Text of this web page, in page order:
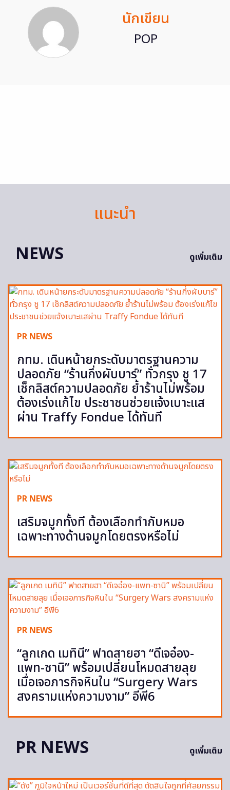
นักเขียน
POP
แนะนำ
NEWS
ดูเพิ่มเติม
PR NEWS
กทม. เดินหน้ายกระดับมาตรฐานความ
ปลอดภัย “ร้านกึ่งผับบาร์” ทั่วกรุง ชู 17
เช็กลิสต์ความปลอดภัย ย้ำร้านไม่พร้อม
ต้องเร่งแก้ไข ประชาชนช่วยแจ้งเบาะแส
ผ่าน Traffy Fondue ได้ทันที
PR NEWS
เสริมจมูกทั้งที ต้องเลือกทำกับหมอ
เฉพาะทางด้านจมูกโดยตรงหรือไม่
PR NEWS
“ลูกเกด เมทินี” ฟาดสายฮา “ดีเจอ๋อง-
แพท-ซานิ” พร้อมเปลี่ยนโหมดสายลุย
เมื่อเจอภารกิจหินใน “Surgery Wars
สงครามแห่งความงาม” อีพี6
PR NEWS ดูเพิ่มเติม